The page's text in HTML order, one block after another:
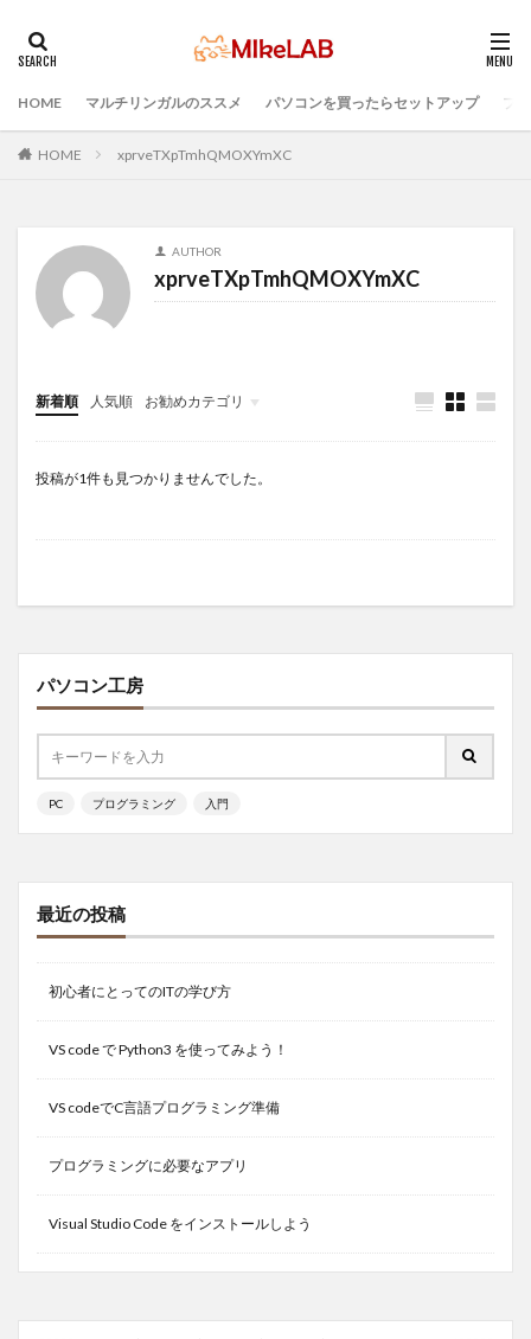
HOME マルチリンガルのススメ パソコンを買ったらセットアップ プ
HOME xprveTXpTmhQMOXYmXC
AUTHOR
xprveTXpTmhQMOXYmXC
新着順 人気順 お勧めカテゴリ
Infomation
投稿が1件も見つかりませんでした。
パソコン工房
PC プログラミング 入門
最近の投稿
初心者にとってのITの学び方
VS code で Python3 を使ってみよう！
VS codeでC言語プログラミング準備
プログラミングに必要なアプリ
Visual Studio Code をインストールしよう
タグ
プログラミング言語 ブラインドタッチ
インストール
PCセットアップ
初心者 マルチリンガル